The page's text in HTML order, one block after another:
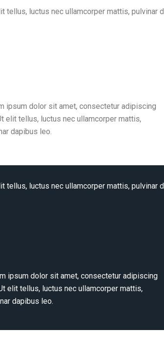
luctus nec ullamcorper mattis, pulvinar
ipsum dolor sit amet, consectetur adipiscing
elit tellus, luctus nec ullamcorper mattis,
dapibus leo.
luctus nec ullamcorper mattis, pulvinar
ipsum dolor sit amet, consectetur adipiscing
elit tellus, luctus nec ullamcorper mattis,
dapibus leo.